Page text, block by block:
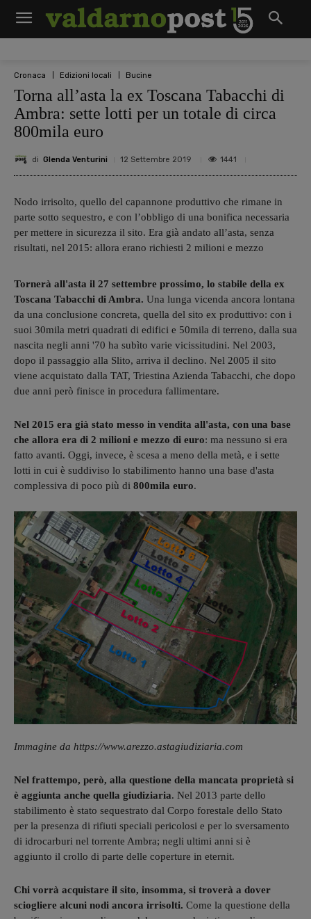
Cronaca Edizioni locali Bucine
Torna all’asta la ex Toscana Tabacchi di
Ambra: sette lotti per un totale di circa
800mila euro
di Glenda Venturini 12 Settembre 2019 1441
Nodo irrisolto, quello del capannone produttivo che rimane in
parte sotto sequestro, e con l’obbligo di una bonifica necessaria
per mettere in sicurezza il sito. Era già andato all’asta, senza
risultati, nel 2015: allora erano richiesti 2 milioni e mezzo
Tornerà all'asta il 27 settembre prossimo, lo stabile della ex
Toscana Tabacchi di Ambra. Una lunga vicenda ancora lontana
da una conclusione concreta, quella del sito ex produttivo: con i
suoi 30mila metri quadrati di edifici e 50mila di terreno, dalla sua
nascita negli anni '70 ha subìto varie vicissitudini. Nel 2003,
dopo il passaggio alla Slito, arriva il declino. Nel 2005 il sito
viene acquistato dalla TAT, Triestina Azienda Tabacchi, che dopo
due anni però finisce in procedura fallimentare.
Nel 2015 era già stato messo in vendita all'asta, con una base
che allora era di 2 milioni e mezzo di euro: ma nessuno si era
fatto avanti. Oggi, invece, è scesa a meno della metà, e i sette
lotti in cui è suddiviso lo stabilimento hanno una base d'asta
complessiva di poco più di 800mila euro.
Immagine da https://www.arezzo.astagiudiziaria.com
Nel frattempo, però, alla questione della mancata proprietà si
è aggiunta anche quella giudiziaria. Nel 2013 parte dello
stabilimento è stato sequestrato dal Corpo forestale dello Stato
per la presenza di rifiuti speciali pericolosi e per lo sversamento
di idrocarburi nel torrente Ambra; negli ultimi anni si è
aggiunto il crollo di parte delle coperture in eternit.
Chi vorrà acquistare il sito, insomma, si troverà a dover
sciogliere alcuni nodi ancora irrisolti. Come la questione della